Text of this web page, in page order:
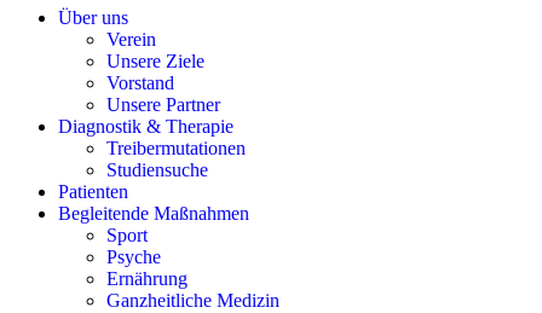
Über uns
Verein
Unsere Ziele
Vorstand
Unsere Partner
Diagnostik & Therapie
Treibermutationen
Studiensuche
Patienten
Begleitende Maßnahmen
Sport
Psyche
Ernährung
Ganzheitliche Medizin